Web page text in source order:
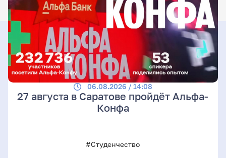
06.08.2026 / 14:08
27 августа в Саратове пройдёт Альфа-
Конфа
#Студенчество